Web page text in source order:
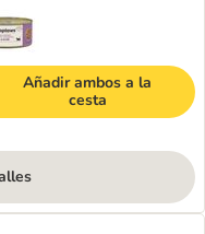
Añadir ambos a la
cesta